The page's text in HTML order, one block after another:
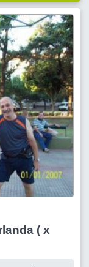
( x